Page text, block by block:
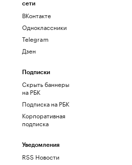
сети
ВКонтакте
Одноклассники
Telegram
Дзен
Подписки
Скрыть баннеры
на РБК
Подписка на РБК
Корпоративная
подписка
Уведомления
RSS Новости